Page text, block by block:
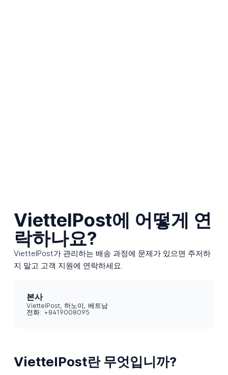
ViettelPost에 어떻게 연
락하나요?
ViettelPost가 관리하는 배송 과정에 문제가 있으면 주저하
지 말고 고객 지원에 연락하세요.
본사
ViettelPost, 하노이, 베트남
전화: +8419008095
ViettelPost란 무엇입니까?